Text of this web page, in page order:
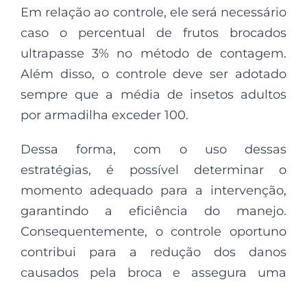
Em relação ao controle, ele será necessário
caso o percentual de frutos brocados
ultrapasse 3% no método de contagem.
Além disso, o controle deve ser adotado
sempre que a média de insetos adultos
por armadilha exceder 100.
Dessa forma, com o uso dessas
estratégias, é possível determinar o
momento adequado para a intervenção,
garantindo a eficiência do manejo.
Consequentemente, o controle oportuno
contribui para a redução dos danos
causados pela broca e assegura uma